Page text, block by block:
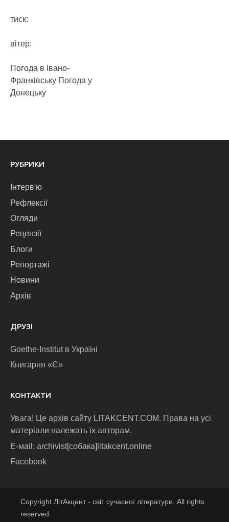
тиск:
вітер:
Погода в Івано-
Франківську Погода у
Донецьку
РУБРИКИ
Інтерв'ю
Рефлексії
Огляди
Рецензії
Блоги
Репортажі
Новини
Архів
ДРУЗІ
Goethe-Institut в Україні
Книгарня «Є»
КОНТАКТИ
Увага! Це архів сайту LITAKCENT.COM. Права на усі
матеріали належать їх авторам.
E-маіl: archivist[собака]litakcent.online
Facebook
Copyright ЛітАкцент - світ сучасної літератури. All rights
reserved.